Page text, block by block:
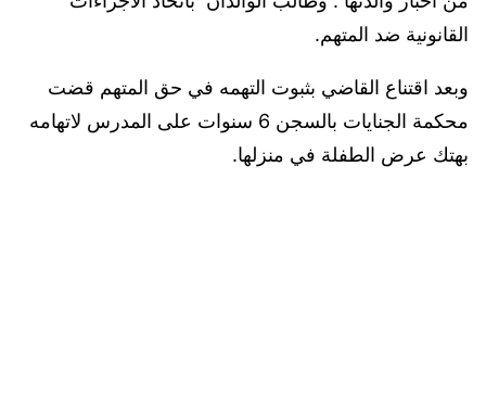
القانونية ضد المتهم.
وبعد اقتناع القاضي بثبوت التهمه في حق المتهم قضت
محكمة الجنايات بالسجن 6 سنوات على المدرس لاتهامه
بهتك عرض الطفلة في منزلها.